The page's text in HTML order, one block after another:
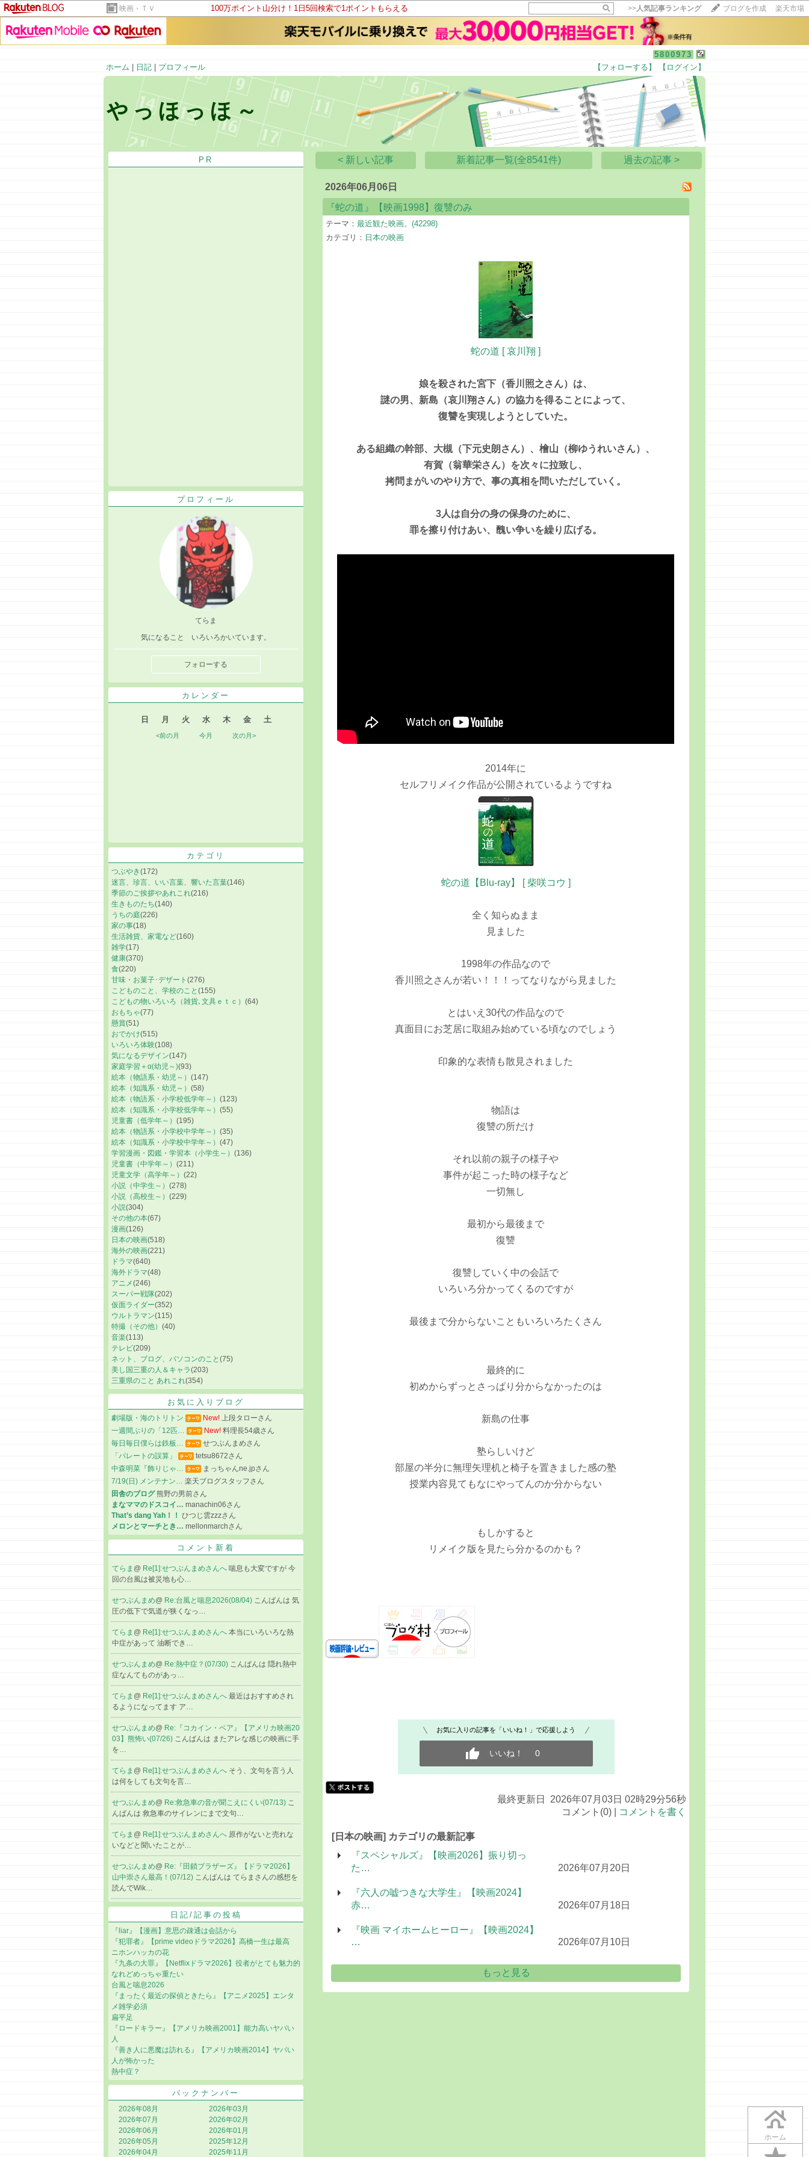
映画・ＴＶ 100万ポイント山分け！1日5回検索で1ポイントもらえる >>人気記事ランキング ブログを作成 楽天市場
5800973
ホーム
日記 プロフィール 【フォローする】 【ログイン】
やっほっほ～
ホーム
15記事にいいね！で1ポイント
いいね!
PR
プロフィール
てらま
気になること いろいろかいています。
フォローする
カレンダー
日 月 火 水 木 金 土
<前の月 今月 次の月>
カテゴリ
つぶやき(172)
迷言、珍言、いい言葉、響いた言葉(146)
季節のご挨拶やあれこれ(216)
生きものたち(140)
うちの庭(226)
家の事(18)
生活雑貨、家電など(160)
雑学(17)
健康(370)
食(220)
甘味・お菓子･デザート (276)
こどものこと、学校のこと (155)
こどもの物いろいろ（雑貨､文具ｅｔｃ） (64)
おもちゃ(77)
懸賞(51)
おでかけ(515)
いろいろ体験(108)
気になるデザイン(147)
家庭学習＋α(幼児～)(93)
絵本（物語系・幼児～） (147)
絵本（知識系・幼児～） (58)
絵本（物語系・小学校低学年～） (123)
絵本（知識系・小学校低学年～） (55)
児童書（低学年～） (195)
絵本（物語系・小学校中学年～） (35)
絵本（知識系・小学校中学年～） (47)
学習漫画・図鑑・学習本（小学生～） (136)
児童書（中学年～） (211)
児童文学（高学年～） (22)
小説（中学生～） (278)
小説（高校生～） (229)
小説(304)
その他の本(67)
漫画(126)
日本の映画(518)
海外の映画(221)
ドラマ(640)
海外ドラマ(48)
アニメ(246)
スーパー戦隊(202)
仮面ライダー(352)
ウルトラマン(115)
特撮（その他） (40)
音楽(113)
テレビ(209)
ネット、ブログ、パソコンのこと (75)
美し国三重の人＆キャラ(203)
三重県のこと あれこれ(354)
お気に入りブログ
劇場版・海のトリトン New! 上段タローさん
一週間ぶりの「12匹…
New! 料理長54歳さん
毎日毎日僕らは鉄板…
せつぶんまめさん
「パレートの誤算」
tetsu8672さん
中森明菜『飾りじゃ…
まっちゃんne.jpさん
7/19(日) メンテナン… 楽天ブログスタッフさん
田舎のブログ熊野の男前さん
まなママのドスコイ… manachin06さん
That’s dang Yah！！ ひつじ雲zzzさん
メロンとマーチとき… mellonmarchさん
コメント新着
てらま @ Re[1]:せつぶんまめさんへ 喘息も大変ですが 今
回の台風は被災地も心…
せつぶんまめ@ Re:台風と喘息2026(08/04) こんばんは 気
圧の低下で気道が狭くなっ…
てらま @ Re[1]:せつぶんまめさんへ 本当にいろいろな熱
中症があって 油断でき…
せつぶんまめ@ Re:熱中症？(07/30) こんばんは 隠れ熱中
症なんてものがあっ…
てらま @ Re[1]:せつぶんまめさんへ 最近はおすすめされ
るようになってます ア…
せつぶんまめ@ Re:『コカイン・ベア』【アメリカ映画20
03】熊怖い(07/26) こんばんは またアレな感じの映画に手
を…
てらま @ Re[1]:せつぶんまめさんへ そう、文句を言う人
は何をしても文句を言…
せつぶんまめ@ Re:救急車の音が聞こえにくい(07/13) こ
んばんは 救急車のサイレンにまで文句…
てらま @ Re[1]:せつぶんまめさんへ 原作がないと売れな
いなどと聞いたことが…
せつぶんまめ@ Re:『田鎖ブラザーズ』【ドラマ2026】
山中崇さん最高！(07/12) こんばんは てらまさんの感想を
読んでWik…
日記/記事の投稿
『liar』【漫画】意思の疎通は会話から
『犯罪者』【prime videoドラマ2026】高橋一生は最高
ニホンハッカの花
『九条の大罪』【Netflixドラマ2026】役者がとても魅力的
なれどめっちゃ重たい
台風と喘息2026
『まったく最近の探偵ときたら』【アニメ2025】エンタ
メ雑学必須
扁平足
『ロードキラー』【アメリカ映画2001】能力高いヤバい
人
『善き人に悪魔は訪れる』【アメリカ映画2014】ヤバい
人が怖かった
熱中症？
バックナンバー
2026年08月
2026年07月
2026年06月
2026年05月
2026年04月
2026年03月
2026年02月
2026年01月
2025年12月
2025年11月
< 新しい記事 新着記事一覧(全8541件) 過去の記事 >
2026年06月06日
『蛇の道』【映画1998】復讐のみ
テーマ：最近観た映画。(42298)
カテゴリ： 日本の映画
蛇の道 [ 哀川翔 ]
娘を殺された宮下（香川照之さん）は、
謎の男、新島（哀川翔さん）の協力を得ることによって、
復讐を実現しようとしていた。
ある組織の幹部、大槻（下元史朗さん）、檜山（柳ゆうれいさん）、
有賀（翁華栄さん）を次々に拉致し、
拷問まがいのやり方で、事の真相を問いただしていく。
3人は自分の身の保身のために、
罪を擦り付けあい、醜い争いを繰り広げる。
2014年に
セルフリメイク作品が公開されているようですね
蛇の道【Blu-ray】 [ 柴咲コウ ]
全く知らぬまま
見ました
1998年の作品なので
香川照之さんが若い！！！ってなりながら見ました
とはいえ30代の作品なので
真面目にお芝居に取組み始めている頃なのでしょう
印象的な表情も散見されました
物語は
復讐の所だけ
それ以前の親子の様子や
事件が起こった時の様子など
一切無し
最初から最後まで
復讐
復讐していく中の会話で
いろいろ分かってくるのですが
最後まで分からないこともいろいろたくさん
最終的に
初めからずっとさっぱり分からなかったのは
新島の仕事
塾らしいけど
部屋の半分に無理矢理机と椅子を置きました感の塾
授業内容見てもなにやってんのか分からない
もしかすると
リメイク版を見たら分かるのかも？
お気に入りの記事を「いいね！」で応援しよう
いいね！ 0
最終更新日 2026年07月03日 02時29分56秒
コメント(0) |
コメントを書く
[日本の映画] カテゴリの最新記事
『スペシャルズ』【映画2026】振り切っ
た…
2026年07月20日
『六人の嘘つきな大学生』【映画2024】
赤…
2026年07月18日
『映画 マイホームヒーロー』【映画2024】
…
2026年07月10日
もっと見る